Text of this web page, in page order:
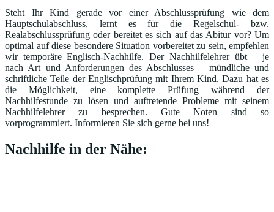
Steht Ihr Kind gerade vor einer Abschlussprüfung wie dem
Hauptschulabschluss, lernt es für die Regelschul- bzw.
Realabschlussprüfung oder bereitet es sich auf das Abitur vor? Um
optimal auf diese besondere Situation vorbereitet zu sein, empfehlen
wir temporäre Englisch-Nachhilfe. Der Nachhilfelehrer übt – je
nach Art und Anforderungen des Abschlusses – mündliche und
schriftliche Teile der Englischprüfung mit Ihrem Kind. Dazu hat es
die Möglichkeit, eine komplette Prüfung während der
Nachhilfestunde zu lösen und auftretende Probleme mit seinem
Nachhilfelehrer zu besprechen. Gute Noten sind so
vorprogrammiert. Informieren Sie sich gerne bei uns!
Nachhilfe in der Nähe: